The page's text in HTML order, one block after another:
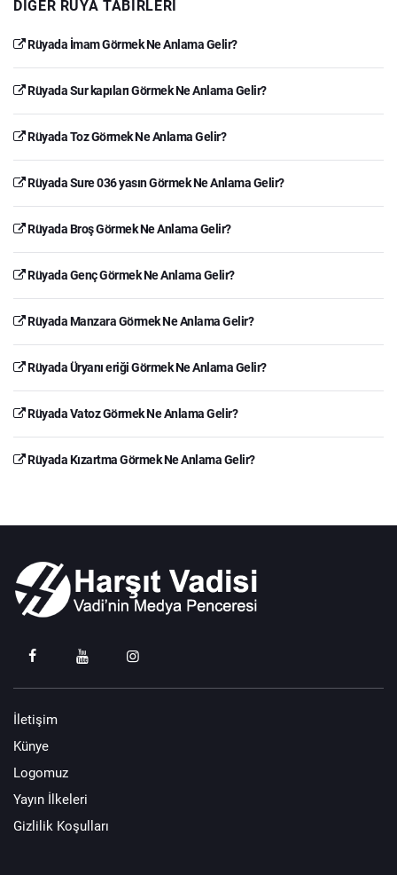
DIĞER RÜYA TABIRLERI
Rüyada İmam Görmek Ne Anlama Gelir?
Rüyada Sur kapıları Görmek Ne Anlama Gelir?
Rüyada Toz Görmek Ne Anlama Gelir?
Rüyada Sure 036 yasın Görmek Ne Anlama Gelir?
Rüyada Broş Görmek Ne Anlama Gelir?
Rüyada Genç Görmek Ne Anlama Gelir?
Rüyada Manzara Görmek Ne Anlama Gelir?
Rüyada Üryanı eriği Görmek Ne Anlama Gelir?
Rüyada Vatoz Görmek Ne Anlama Gelir?
Rüyada Kızartma Görmek Ne Anlama Gelir?
İletişim
Künye
Logomuz
Yayın İlkeleri
Gizlilik Koşulları